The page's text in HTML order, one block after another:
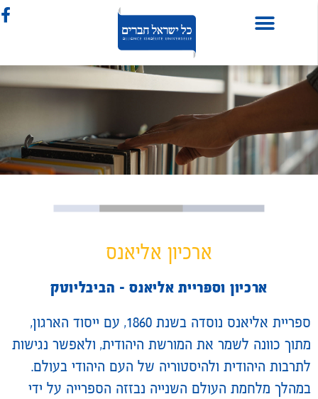
ארכיון אליאנס
ארכיון וספריית אליאנס – הביבליוטק
ספריית אליאנס נוסדה בשנת 1860, עם ייסוד הארגון,
מתוך כוונה לשמר את המורשת היהודית, ולאפשר נגישות
לתרבות היהודית ולהיסטוריה של העם היהודי בעולם.
במהלך מלחמת העולם השנייה נבזזה הספרייה על ידי